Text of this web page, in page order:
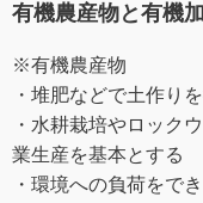
有機農産物と有機
※有機農産物
・堆肥などで土作り
・水耕栽培やロック
業生産を基本とする
・環境への負荷をで